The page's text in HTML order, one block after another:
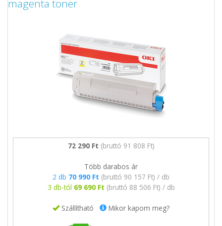
magenta toner
72 290 Ft (bruttó 91 808 Ft)
Több darabos ár
2 db 70 990 Ft (bruttó 90 157 Ft) / db
3 db-tól 69 690 Ft (bruttó 88 506 Ft) / db
Szállítható Mikor kapom meg?